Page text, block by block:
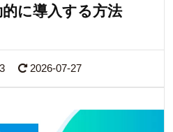
に導入する方法
2026-07-27